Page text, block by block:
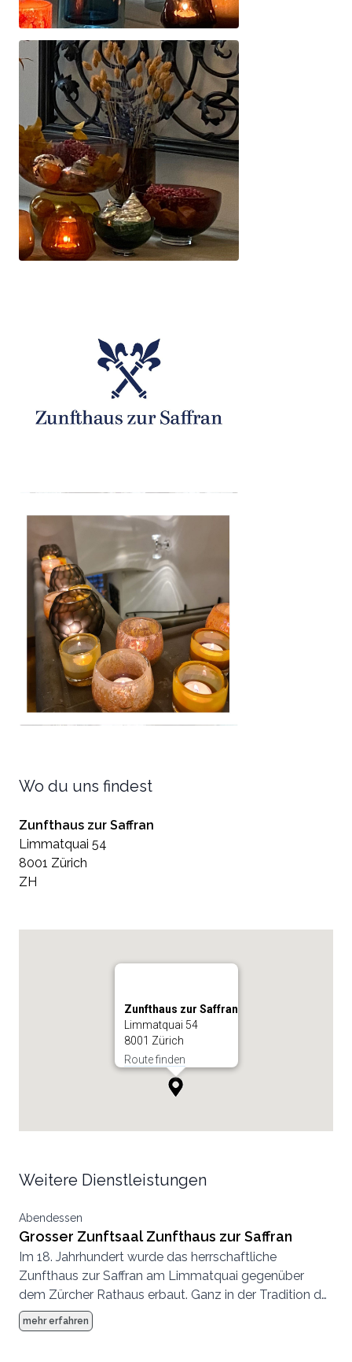
Wo du uns findest
Zunfthaus zur Saffran
Limmatquai 54
8001 Zürich
ZH
Zunfthaus zur Saffran
Limmatquai 54
8001 Zürich
Route finden
Weitere Dienstleistungen
Abendessen
Grosser Zunftsaal Zunfthaus zur Saffran
Im 18. Jahrhundert wurde das herrschaftliche
Zunfthaus zur Saffran am Limmatquai gegenüber
dem Zürcher Rathaus erbaut. Ganz in der Tradition der
Zünfte wurde bei der Ausstattung des Hauses an
nichts gespart, die Eventlocation mitten in Zürich
mehr erfahren